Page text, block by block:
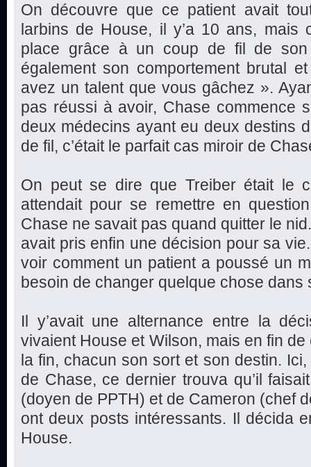
On découvre que ce patient avait
larbins de House, il y’a 10 ans, mais
place grâce à un coup de fil de son
également son comportement brutal
avez un talent que vous gâchez ».
pas réussi à avoir, Chase commence
deux médecins ayant eu deux destins
de fil, c’était le parfait cas miroir de
On peut se dire que Treiber était le
attendait pour se remettre en
Chase ne savait pas quand quitter le
avait pris enfin une décision pour sa
voir comment un patient a poussé un
besoin de changer quelque chose
Il y’avait une alternance entre la
vivaient House et Wilson, mais en fin
la fin, chacun son sort et son destin.
de Chase, ce dernier trouva qu’il
(doyen de PPTH) et de Cameron (chef
ont deux posts intéressants. Il décida
House.